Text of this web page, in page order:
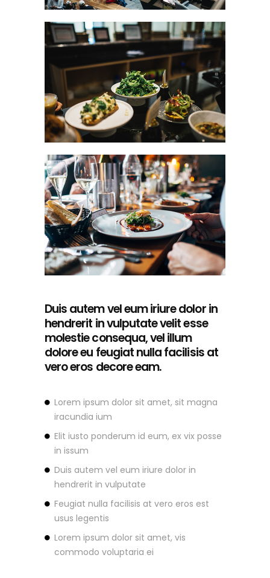
Duis autem vel eum iriure dolor in
hendrerit in vulputate velit esse
molestie consequa, vel illum
dolore eu feugiat nulla facilisis at
vero eros decore eam.
Lorem ipsum dolor sit amet, sit magna
iracundia ium
Elit iusto ponderum id eum, ex vix posse
in issum
Duis autem vel eum iriure dolor in
hendrerit in vulputate
Feugiat nulla facilisis at vero eros est
usus legentis
Lorem ipsum dolor sit amet, vis
commodo voluptaria ei